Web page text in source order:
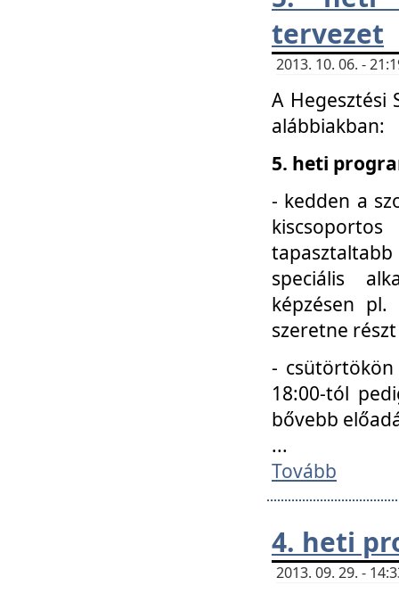
tervezet
2013. 10. 06. -
A Hegesztési
alábbiakban:
5. heti
- kedden a
speciális
képzésen
szeretne
- csütörtökön
18:00-tól
bővebb
...
Tovább
4. heti
2013. 09. 29. -